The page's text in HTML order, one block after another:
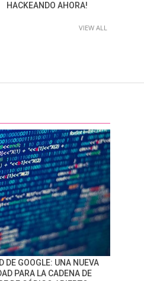
HACKEANDO AHORA!
VIEW ALL
DE GOOGLE: UNA NUEVA
PARA LA CADENA DE